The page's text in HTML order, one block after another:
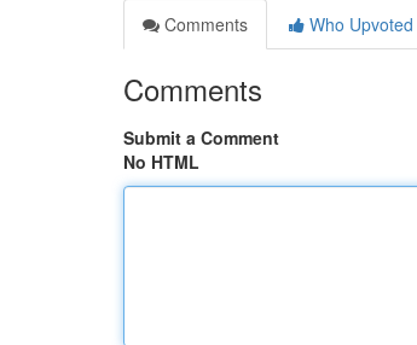
Comments
Who Upvoted
Comments
Submit a Comment
No HTML